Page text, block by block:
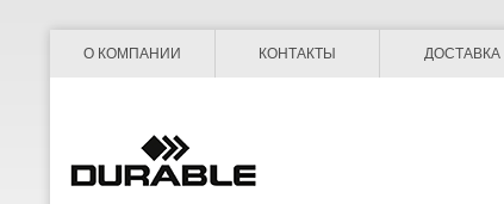
О КОМПАНИИ КОНТАКТЫ ДОСТАВКА